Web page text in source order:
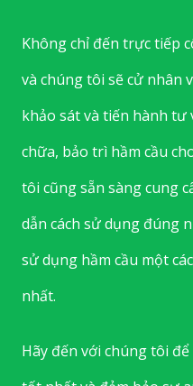
Không chỉ đến trực tiếp
và chúng tôi sẽ cử nhân
khảo sát và tiến hành tư
chữa, bảo trì hầm cầu
tôi cũng sẵn sàng cung
dẫn cách sử dụng đúng
sử dụng hầm cầu một
nhất.
Hãy đến với chúng tôi